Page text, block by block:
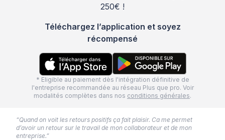
250€ !
Téléchargez l’application et soyez
récompensé
* Eligible au paiement dès l'intégration définitive de
l'entreprise recommandée au réseau Plus que pro. Voir
modalités complètes dans nos conditions générales.
“Quand on voit les retours positifs ça fait plaisir. Ca me permet
d’avoir un retour sur le travail de mon collaborateur et de mon
entreprise.”